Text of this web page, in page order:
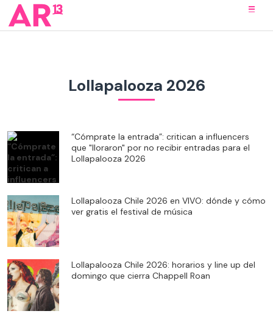
Lollapalooza 2026
“Cómprate la entrada”: critican a influencers
que "lloraron" por no recibir entradas para el
Lollapalooza 2026
Lollapalooza Chile 2026 en VIVO: dónde y cómo
ver gratis el festival de música
Lollapalooza Chile 2026: horarios y line up del
domingo que cierra Chappell Roan